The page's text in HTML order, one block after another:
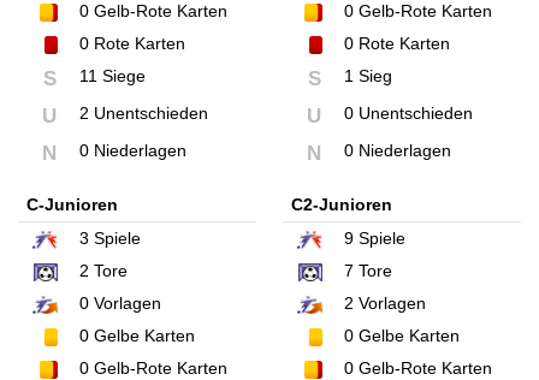
0 Gelb-Rote Karten
0 Rote Karten
S 11 Siege
U 2 Unentschieden
N 0 Niederlagen
0Gelb-Rote Karten
0Rote Karten
S 1 Sieg
U 0 Unentschieden
N 0 Niederlagen
C-Junioren
3 Spiele
2 Tore
0 Vorlagen
0 Gelbe Karten
0 Gelb-Rote Karten
C2-Junioren
9Spiele
7 Tore
2 Vorlagen
0Gelbe Karten
0Gelb-Rote Karten